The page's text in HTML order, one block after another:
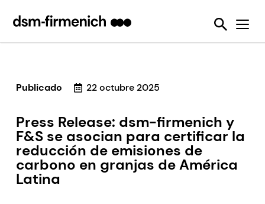
Protección de la calidad del pienso
Enzimas nutricionales
Eubióticos
Detección de Micotoxinas
FarmTell®
Herramientas
Contaminación con micotoxinas
SalmoFan™
ShrimpFan™
YolkFan™
Lo Hacemos Posible
Seis desafíos de la sostenibilidad
Reduciendo nuestra dependencia sobre los recursos marinos
Downloads
Webinars
Press Release: dsm-firmenich y
F&S se asocian para certificar la
reducción de emisiones de
carbono en granjas de América
Latina
Publicado 22 octubre 2025